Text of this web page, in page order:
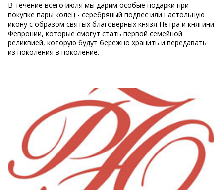
В течение всего июля мы дарим особые подарки при
покупке пары колец - серебряный подвес или настольную
икону с образом святых благоверных князя Петра и княгини
Февронии, которые смогут стать первой семейной
реликвией, которую будут бережно хранить и передавать
из поколения в поколение.